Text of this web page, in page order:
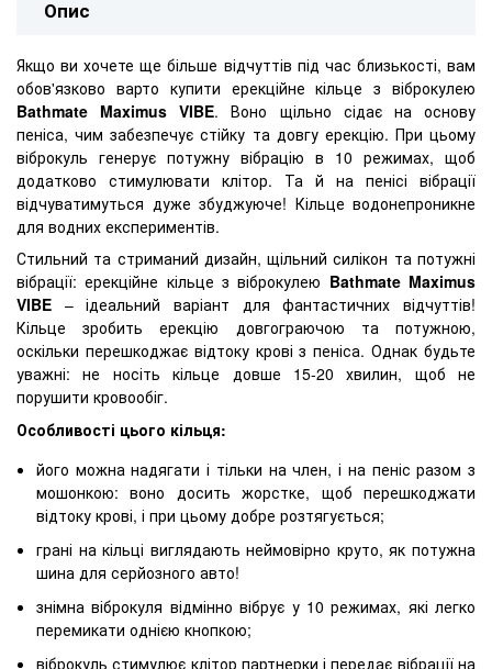
Опис
Якщо ви хочете ще більше відчуттів під час близькості, вам
обов'язково варто купити ерекційне кільце з віброкулею
Bathmate Maximus VIBE. Воно щільно сідає на основу
пеніса, чим забезпечує стійку та довгу ерекцію. При цьому
віброкуль генерує потужну вібрацію в 10 режимах, щоб
додатково стимулювати клітор. Та й на пенісі вібрації
відчуватимуться дуже збуджуюче! Кільце водонепроникне
для водних експериментів.
Стильний та стриманий дизайн, щільний силікон та потужні
вібрації: ерекційне кільце з віброкулею Bathmate Maximus
VIBE – ідеальний варіант для фантастичних відчуттів!
Кільце зробить ерекцію довгограючою та потужною,
оскільки перешкоджає відтоку крові з пеніса. Однак будьте
уважні: не носіть кільце довше 15-20 хвилин, щоб не
порушити кровообіг.
Особливості цього кільця:
його можна надягати і тільки на член, і на пеніс разом з
мошонкою: воно досить жорстке, щоб перешкоджати
відтоку крові, і при цьому добре розтягується;
грані на кільці виглядають неймовірно круто, як потужна
шина для серйозного авто!
знімна віброкуля відмінно вібрує у 10 режимах, які легко
перемикати однією кнопкою;
віброкуль стимулює клітор партнерки і передає вібрації на